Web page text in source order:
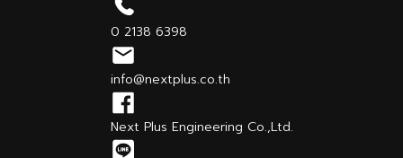
0 2138 6398
info@nextplus.co.th
Next Plus Engineering Co.,Ltd.